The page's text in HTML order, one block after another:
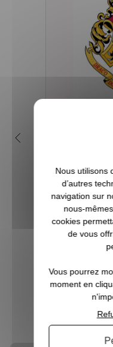
Quelles
dans la
Depuis sa
plus encore
le
culture
tous et
attendu,
Nous utilisons
d’autres
navigation sur
nous-
cookies
de vous
Vous pourrez
moment en